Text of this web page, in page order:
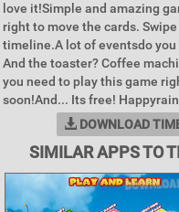
love it!Simple and amazing
right to move the cards.
timeline.A lot of eventsdo
And the toaster? Coffee
you need to play this game
soon!And... Its free!
DOWNLOAD
SIMILAR APPS TO